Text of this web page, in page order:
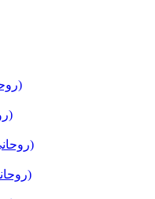
Ruhani Aab-e-Shifa (روحانی آب شفاء)
Ruhani Agar Batti (روحانی اگر بتیاں)
Ruhani Arq-e-Gulab (روحانی عرق گلاب)
Ruhani Attar Spray (روحانی عطر سپرے)